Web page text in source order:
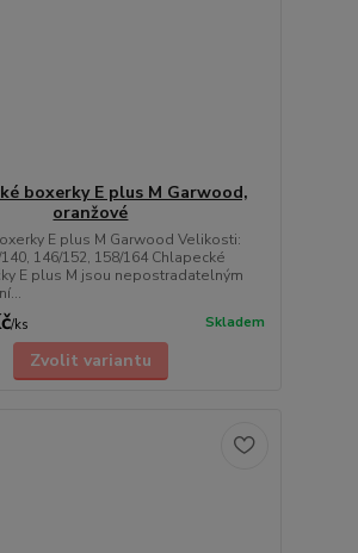
boxerky E plus M Garwood,
oranžové
E plus M Garwood Velikosti:
146/152, 158/164 Chlapecké
E plus M jsou nepostradatelným
/ks Skladem
Zvolit variantu